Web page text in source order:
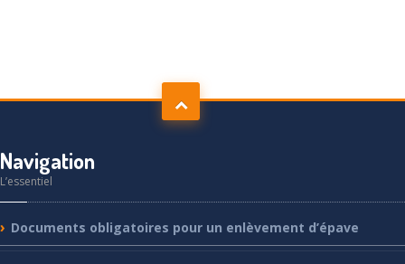
Navigation
L’essentiel
Documents obligatoires pour un enlèvement d’épave